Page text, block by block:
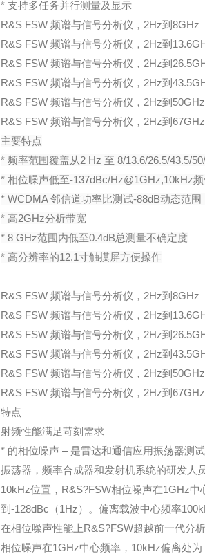
* 支持多任务并行测量及显示
R&S FSW 频谱与信号分析仪，2Hz到8GHz
R&S FSW 频谱与信号分析仪，2Hz到
R&S FSW 频谱与信号分析仪，2Hz到
R&S FSW 频谱与信号分析仪，2Hz到
R&S FSW 频谱与信号分析仪，2Hz到50GHz
R&S FSW 频谱与信号分析仪，2Hz到67GHz
主要特点
* 频率范围覆盖从2 Hz 至 8/13.6/26.5/43.5/
* 相位噪声低至-137dBc/Hz@1GHz,10kHz频
* WCDMA 邻信道功率比测试-88dB动态范围
* 高2GHz分析带宽
* 8 GHz范围内低至0.4dB总测量不确定度
* 高分辨率的12.1寸触摸屏方便操作
R&S FSW 频谱与信号分析仪，2Hz到8GHz
R&S FSW 频谱与信号分析仪，2Hz到
R&S FSW 频谱与信号分析仪，2Hz到
R&S FSW 频谱与信号分析仪，2Hz到
R&S FSW 频谱与信号分析仪，2Hz到50GHz
R&S FSW 频谱与信号分析仪，2Hz到67GHz
特点
射频性能满足苛刻需求
* 的相位噪声 – 是雷达和通信应用振荡器测
振荡器，频率合成器和发射机系统的研发人
10kHz位置，R&S?FSW相位噪声在1GHz
到-128dBc（1Hz）。偏离载波中心频率
在相位噪声性能上R&S?FSW超越前一代分析
相位噪声在1GHz中心频率，10kHz偏离处为